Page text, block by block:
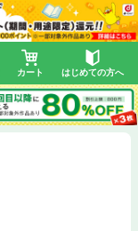
カート はじめての方へ